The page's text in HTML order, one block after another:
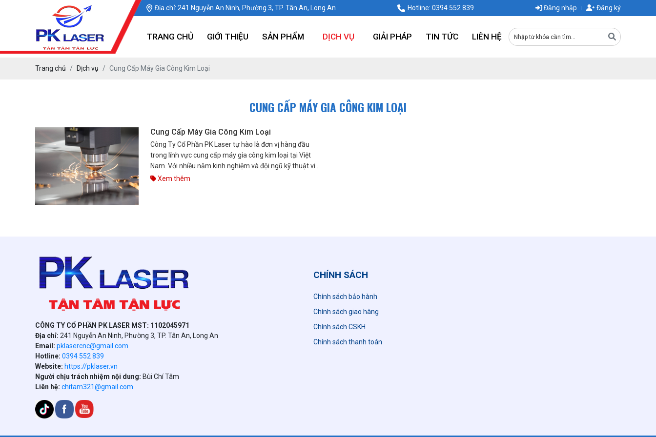
Địa chỉ: 241 Nguyễn An Ninh, Phường 3, TP. Tân An, Long An Hotline: 0394 552 839 Đăng nhập Đăng ký
TRANG CHỦ GIỚI THIỆU SẢN PHẨM DỊCH VỤ GIẢI PHÁP TIN TỨC LIÊN HỆ
Trang chủ Dịch vụ Cung Cấp Máy Gia Công Kim Loại
CUNG CẤP MÁY GIA CÔNG KIM LOẠI
Cung Cấp Máy Gia Công Kim Loại
Công Ty Cổ Phần PK Laser tự hào là đơn vị hàng đầu
trong lĩnh vực cung cấp máy gia công kim loại tại Việt
Nam. Với nhiều năm kinh nghiệm và đội ngũ kỹ thuật viên
chuyên nghiệp, chúng tôi cam kết mang đến cho khách
Xem thêm
CÔNG TY CỔ PHẦN PK LASER MST: 1102045971
Địa chỉ: 241 Nguyễn An Ninh, Phường 3, TP. Tân An, Long An
Email: pklasercnc@gmail.com
Hotline: 0394 552 839
Website: https://pklaser.vn
Người chịu trách nhiệm nội dung: Bùi Chí Tâm
Liên hệ: chitam321@gmail.com
CHÍNH SÁCH
Chính sách bảo hành
Chính sách giao hàng
Chính sách CSKH
Chính sách thanh toán